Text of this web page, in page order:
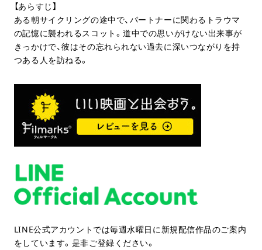
【あらすじ】
ある朝サイクリングの途中で、パートナーに関わるトラウマ
の記憶に襲われるスコット。道中での思いがけない出来事が
きっかけで、彼はその忘れられない過去に深いつながりを持
つある人を訪ねる。
LINE公式アカウントでは毎週水曜日に新規配信作品のご案内
をしています。是非ご登録ください。